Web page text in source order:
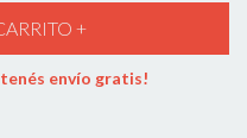
tenés envío gratis!